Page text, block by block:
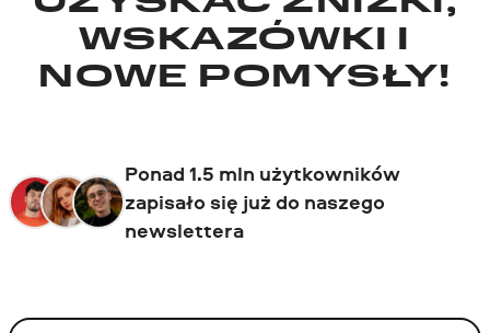
WSKAZÓWKI I
NOWE POMYSŁY!
Ponad 1.5 mln użytkowników
zapisało się już do naszego
newslettera